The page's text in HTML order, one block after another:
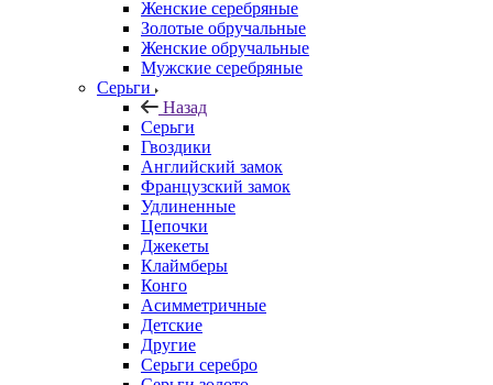
Женские серебряные
Золотые обручальные
Женские обручальные
Мужские серебряные
Серьги
Назад
Серьги
Гвоздики
Английский замок
Французский замок
Удлиненные
Цепочки
Джекеты
Клаймберы
Конго
Асимметричные
Детские
Другие
Серьги серебро